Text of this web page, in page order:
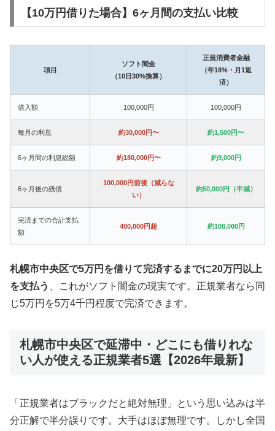
【10万円借りた場合】6ヶ月間の支払い比較
項目
ソフト闇金
（10日30%換算）
正規消費者金融
（年18%・月1返
済）
借入額 100,000円 100,000円
毎月の利息 約30,000円〜 約1,500円〜
6ヶ月間の利息総額 約180,000円〜 約9,000円
6ヶ月後の残債
100,000円前後（減らな
い）
約50,000円（半減）
完済までの合計支払
額
400,000円超 約108,000円
札幌市中央区で5万円を借りて完済するまでに20万円以上
を支払う
、これがソフト闇金の現実です。正規業者なら同
じ5万円を5万4千円程度で完済できます。
札幌市中央区で延滞中・どこにも借りれな
い人が使える正規業者5選【2026年最新】
「正規業者はブラックだと絶対無理」という思い込みは半
分正解で半分誤りです。大手はほぼ無理です。しかし全国